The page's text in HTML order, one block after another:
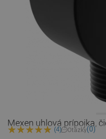
Mexen uhlová prípojka,
(4) Otázky(0)